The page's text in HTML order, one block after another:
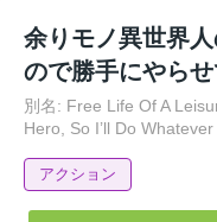
余りモノ異世界
ので勝手にやら
別名: Free Life Of A
Hero, So I’ll Do
アクション